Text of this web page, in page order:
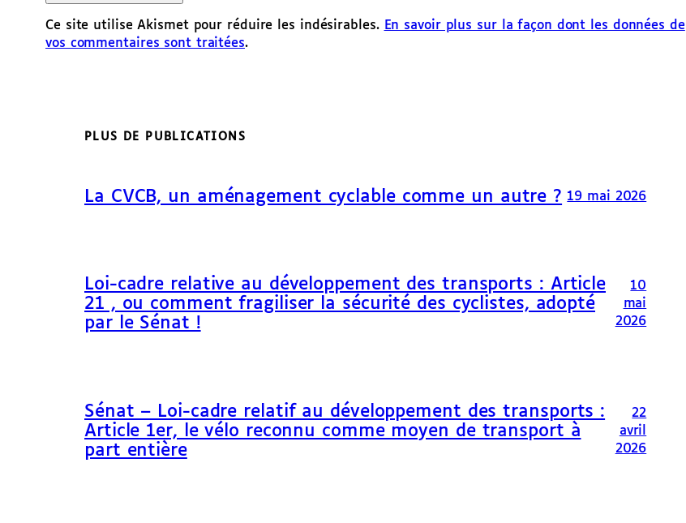
Ce site utilise Akismet pour réduire les indésirables. En savoir plus sur la façon dont les données de
vos commentaires sont traitées.
PLUS DE PUBLICATIONS
La CVCB, un aménagement cyclable comme un autre ? 19 mai 2026
Loi-cadre relative au développement des transports : Article
21 , ou comment fragiliser la sécurité des cyclistes, adopté
par le Sénat !
10
mai
2026
Sénat – Loi-cadre relatif au développement des transports :
Article 1er, le vélo reconnu comme moyen de transport à
part entière
22
avril
2026